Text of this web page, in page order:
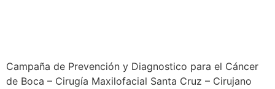
Campaña de Prevención y Diagnostico para el Cáncer
de Boca – Cirugía Maxilofacial Santa Cruz – Cirujano